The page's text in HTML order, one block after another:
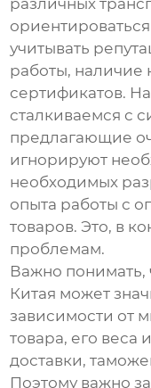
различных
учитывать
работы, наличие
сертификатов.
сталкиваемся с
предлагающие
игнорируют
необходимых
опыта работы с
товаров. Это, в
проблемам.
Важно понимать,
Китая может
зависимости от
товара, его веса
доставки,
Поэтому важно